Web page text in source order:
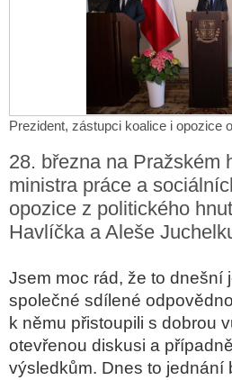
Prezident, zástupci koalice i opozice
28. března na Pražském
ministra práce a
opozice z politického
Havlíčka a Aleše
Jsem moc rád, že to dnešní
společné sdílené
k němu přistoupili s dobrou
otevřenou diskusi a
výsledkům. Dnes to jednání